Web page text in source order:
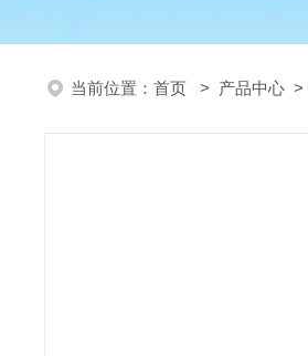
当前位置： 首页 > 产品中心 >